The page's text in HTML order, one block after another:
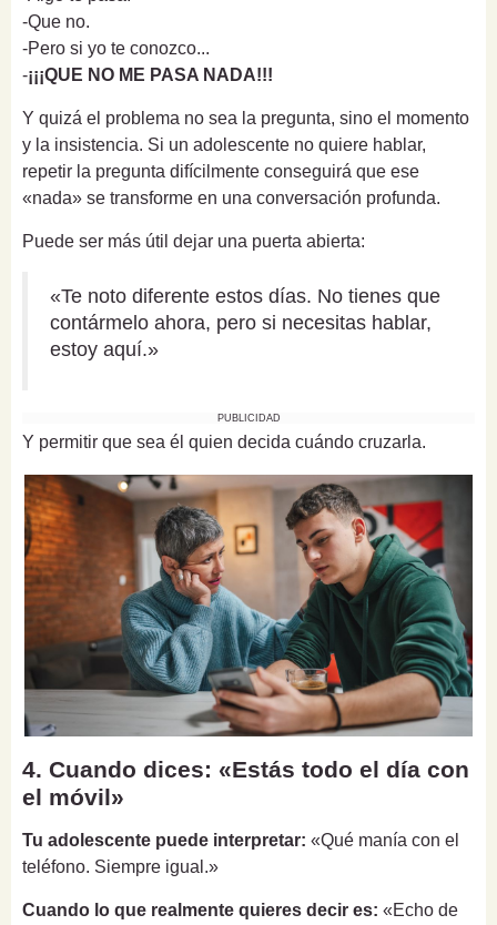
-Que no.
-Pero si yo te conozco...
-¡¡¡QUE NO ME PASA NADA!!!
Y quizá el problema no sea la pregunta, sino el momento
y la insistencia. Si un adolescente no quiere hablar,
repetir la pregunta difícilmente conseguirá que ese
«nada» se transforme en una conversación profunda.
Puede ser más útil dejar una puerta abierta:
«Te noto diferente estos días. No tienes que
contármelo ahora, pero si necesitas hablar,
estoy aquí.»
PUBLICIDAD
Y permitir que sea él quien decida cuándo cruzarla.
4. Cuando dices: «Estás todo el día con
el móvil»
Tu adolescente puede interpretar: «Qué manía con el
teléfono. Siempre igual.»
Cuando lo que realmente quieres decir es: «Echo de